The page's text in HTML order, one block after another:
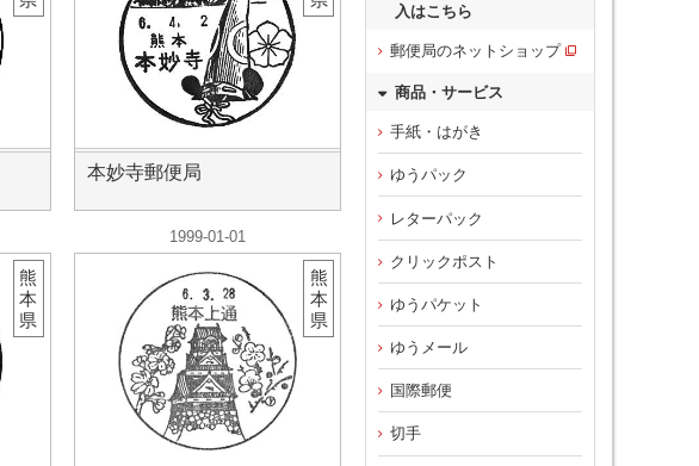
本妙寺郵便局
熊
本
県
1999-01-01
熊
本
県
入はこちら
郵便局のネットショップ
商品・サービス
手紙・はがき
ゆうパック
レターパック
クリックポスト
ゆうパケット
ゆうメール
国際郵便
切手